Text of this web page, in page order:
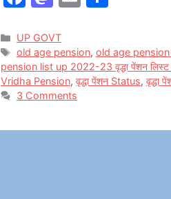
c
e
b
o
o
st
o
d
o
n
l
e
Categories
UP GOVT
Tags
old age pension,old age
pension list up 2022-23 वृद्धा पेंशन लिस्ट
Vridha Pension, वृद्धा पेंशन Status, वृद्धा
3 Comments